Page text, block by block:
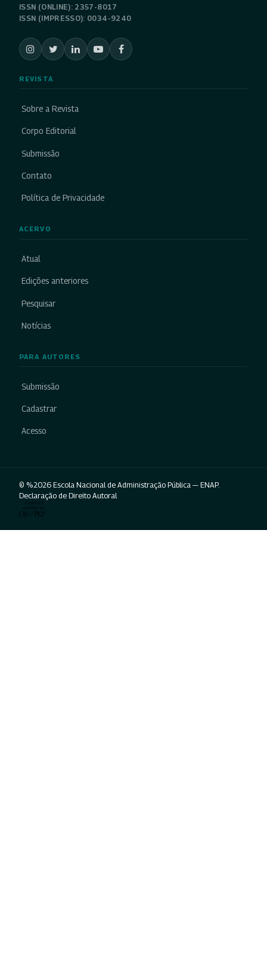
ISSN (ONLINE): 2357-8017
ISSN (IMPRESSO): 0034-9240
REVISTA
Sobre a Revista
Corpo Editorial
Submissão
Contato
Política de Privacidade
ACERVO
Atual
Edições anteriores
Pesquisar
Notícias
PARA AUTORES
Submissão
Cadastrar
Acesso
© %2026 Escola Nacional de Administração Pública — ENAP.
Declaração de Direito Autoral